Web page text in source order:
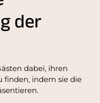
der
dabei, ihren
finden, indem sie die